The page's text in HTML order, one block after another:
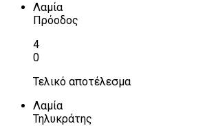
Λαμία
Πρόοδος
4
0
Τελικό αποτέλεσμα
Λαμία
Τηλυκράτης